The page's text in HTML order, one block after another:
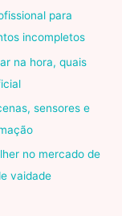
para
incompletos
na hora, quais
sensores e
no mercado de
vaidade